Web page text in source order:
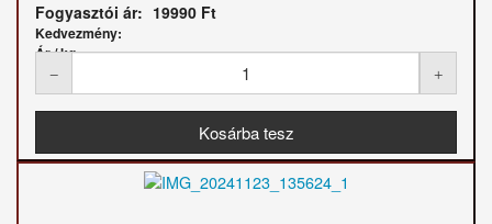
Fogyasztói ár: 19990 Ft
Kedvezmény:
Ár / kg: